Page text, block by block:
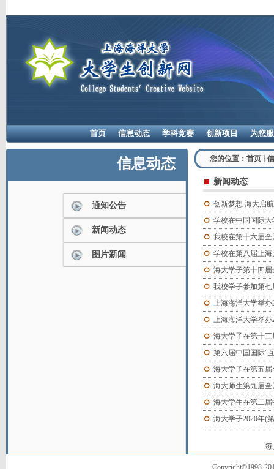
首页 信息动态 学科竞赛 创新项目 为您
信息动态
通知公告
新闻动态
图片新闻
您的位置： 首页
新闻动态
创新梦想 海大启航
学校在中国国际
我校在第十六届
学校在第八届上
海大学子第十四
我校学子参加第
上海海洋大学举
上海海洋大学举
海大学子在第十
第六届中国国际“
海大学子在第五
海大师生第九届
海大学生在第二
海大学子2020年(
Copyright©1998-